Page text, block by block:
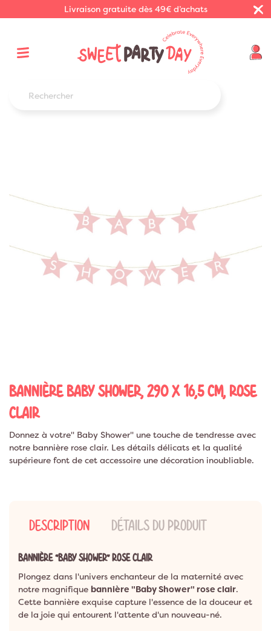
Livraison gratuite dès 49€ d’achats
BANNIÈRE BABY SHOWER, 290 X 16,5 CM, ROSE
CLAIR
Donnez à votre" Baby Shower" une touche de tendresse avec
notre bannière rose clair. Les détails délicats et la qualité
supérieure font de cet accessoire une décoration inoubliable.
DESCRIPTION DÉTAILS DU PRODUIT
BANNIÈRE "BABY SHOWER" ROSE CLAIR
Plongez dans l'univers enchanteur de la maternité avec
notre magnifique bannière "Baby Shower" rose clair.
Cette bannière exquise capture l'essence de la douceur et
de la joie qui entourent l'attente d'un nouveau-né.